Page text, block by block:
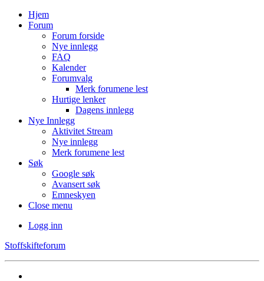
Hjem
Forum
Forum forside
Nye innlegg
FAQ
Kalender
Forumvalg
Merk forumene lest
Hurtige lenker
Dagens innlegg
Nye Innlegg
Aktivitet Stream
Nye innlegg
Merk forumene lest
Søk
Google søk
Avansert søk
Emneskyen
Close menu
Logg inn
Stoffskifteforum